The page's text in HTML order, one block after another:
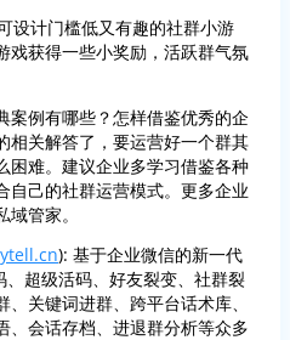
设计门槛低又有趣的社群小游
戏获得一些小奖励，活跃群气氛
案例有哪些？怎样借鉴优秀的企
相关解答了，要运营好一个群其
困难。建议企业多学习借鉴各种
自己的社群运营模式。更多企业
管家。
): 基于企业微信的新一代
、超级活码、好友裂变、社群裂
关键词进群、跨平台话术库、
、会话存档、进退群分析等众多